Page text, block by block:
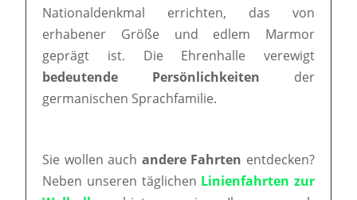
Nationaldenkmal errichten, das von
erhabener Größe und edlem Marmor
geprägt ist. Die Ehrenhalle verewigt
bedeutende Persönlichkeiten der
germanischen Sprachfamilie.
Sie wollen auch andere Fahrten entdecken?
Neben unseren täglichen Linienfahrten zur